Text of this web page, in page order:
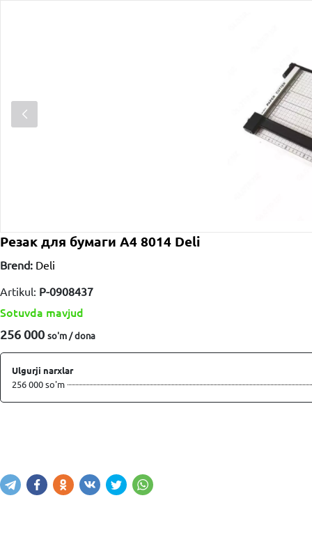
Резак для бумаги A4 8014 Deli
Brend: Deli
Artikul: P-0908437
Sotuvda mavjud
256 000 so'm / dona
Ulgurji narxlar
256 000 so'm